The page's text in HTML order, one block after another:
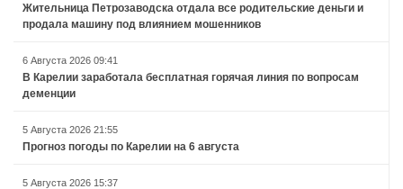
Жительница Петрозаводска отдала все родительские деньги и
продала машину под влиянием мошенников
6 Августа 2026 09:41
В Карелии заработала бесплатная горячая линия по вопросам
деменции
5 Августа 2026 21:55
Прогноз погоды по Карелии на 6 августа
5 Августа 2026 15:37